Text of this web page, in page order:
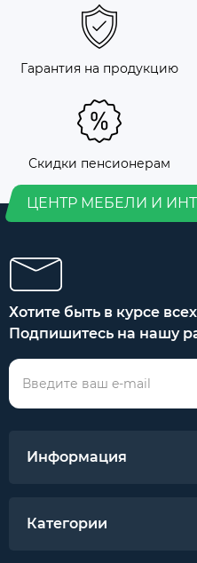
Гарантия на продукцию
Скидки пенсионерам
ЦЕНТР МЕБЕЛИ И
Хотите быть в курсе
Подпишитесь на нашу
Информация
Категории